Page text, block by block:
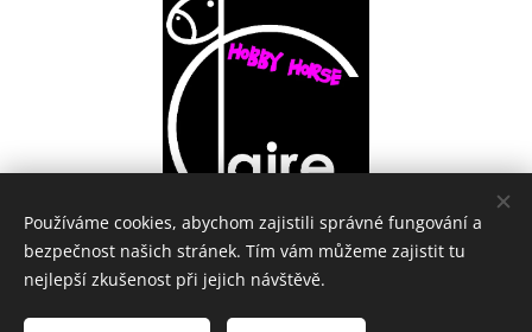
Česká Hobby Horsing Asociace | Všechna práva vyhrazena 2025
Používáme cookies, abychom zajistili správné fungování a
bezpečnost našich stránek. Tím vám můžeme zajistit tu
nejlepší zkušenost při jejich návštěvě.